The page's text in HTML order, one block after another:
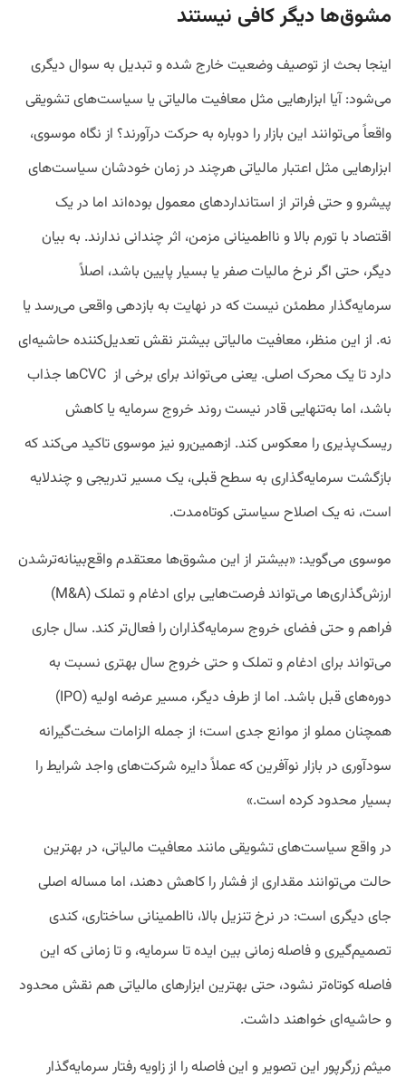
مشوق‌ها دیگر کافی نیستند
اینجا بحث از توصیف وضعیت خارج شده و تبدیل به سوال دیگری
می‌شود: آیا ابزارهایی مثل معافیت مالیاتی یا سیاست‌های تشویقی
واقعاً می‌توانند این بازار را دوباره به حرکت درآورند؟ از نگاه موسوی،
ابزارهایی مثل اعتبار مالیاتی هرچند در زمان خودشان سیاست‌های
پیشرو و حتی فراتر از استانداردهای معمول بوده‌اند اما در یک
اقتصاد با تورم بالا و نااطمینانی مزمن، اثر چندانی ندارند. به بیان
دیگر، حتی اگر نرخ مالیات صفر یا بسیار پایین باشد، اصلاً
سرمایه‌گذار مطمئن نیست که در نهایت به بازدهی واقعی می‌رسد یا
نه. از این منظر، معافیت مالیاتی بیشتر نقش تعدیل‌کننده حاشیه‌ای
دارد تا یک محرک اصلی. یعنی می‌تواند برای برخی از CVCها جذاب
باشد، اما به‌تنهایی قادر نیست روند خروج سرمایه یا کاهش
ریسک‌پذیری را معکوس کند. ازهمین‌رو نیز موسوی تاکید می‌کند که
بازگشت سرمایه‌گذاری به سطح قبلی، یک مسیر تدریجی و چندلایه
است، نه یک اصلاح سیاستی کوتاه‌مدت.
موسوی می‌گوید: «بیشتر از این مشوق‌ها معتقدم واقع‌بینانه‌ترشدن
ارزش‌گذاری‌ها می‌تواند فرصت‌هایی برای ادغام و تملک (M&A)
فراهم و حتی فضای خروج سرمایه‌گذاران را فعال‌تر کند. سال جاری
می‌تواند برای ادغام و تملک و حتی خروج سال بهتری نسبت به
دوره‌های قبل باشد. اما از طرف دیگر، مسیر عرضه اولیه (IPO)
همچنان مملو از موانع جدی است؛ از جمله الزامات سخت‌گیرانه
سودآوری در بازار نوآفرین که عملاً دایره شرکت‌های واجد شرایط را
بسیار محدود کرده است.»
در واقع سیاست‌های تشویقی مانند معافیت مالیاتی، در بهترین
حالت می‌توانند مقداری از فشار را کاهش دهند، اما مساله اصلی
جای دیگری است: در نرخ تنزیل بالا، نااطمینانی ساختاری، کندی
تصمیم‌گیری و فاصله زمانی بین ایده تا سرمایه، و تا زمانی که این
فاصله کوتاه‌تر نشود، حتی بهترین ابزارهای مالیاتی هم نقش محدود
و حاشیه‌ای خواهند داشت.
میثم زرگرپور این تصویر و این فاصله را از زاویه رفتار سرمایه‌گذار